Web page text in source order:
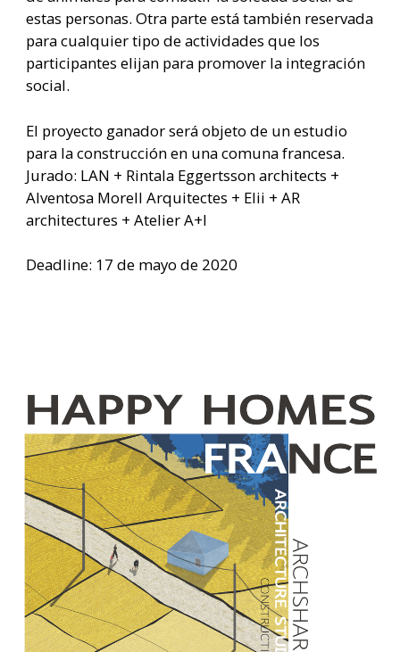
estas personas. Otra parte está también reservada
para cualquier tipo de actividades que los
participantes elijan para promover la integración
social.
El proyecto ganador será objeto de un estudio
para la construcción en una comuna francesa.
Jurado: LAN + Rintala Eggertsson architects +
Alventosa Morell Arquitectes + Elii + AR
architectures + Atelier A+I
Deadline: 17 de mayo de 2020